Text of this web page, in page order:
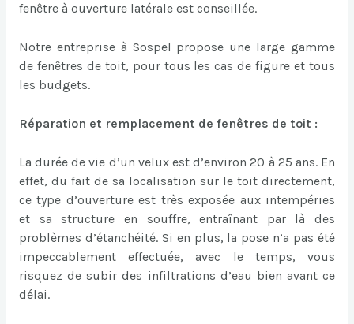
fenêtre à ouverture latérale est conseillée.
Notre entreprise à Sospel propose une large gamme
de fenêtres de toit, pour tous les cas de figure et tous
les budgets.
Réparation et remplacement de fenêtres de toit :
La durée de vie d’un velux est d’environ 20 à 25 ans. En
effet, du fait de sa localisation sur le toit directement,
ce type d’ouverture est très exposée aux intempéries
et sa structure en souffre, entraînant par là des
problèmes d’étanchéité. Si en plus, la pose n’a pas été
impeccablement effectuée, avec le temps, vous
risquez de subir des infiltrations d’eau bien avant ce
délai.